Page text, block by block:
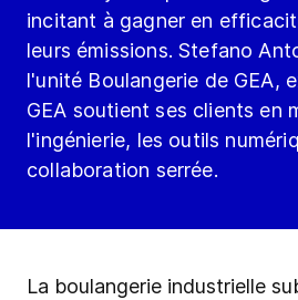
incitant à gagner en
leurs émissions. Stefano
l'unité Boulangerie de GEA,
GEA soutient ses clients en
l'ingénierie, les outils
collaboration serrée.
La boulangerie industrielle